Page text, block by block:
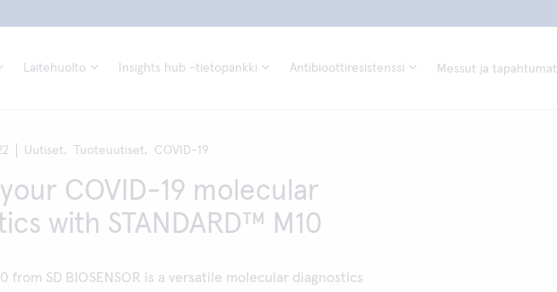
Laitehuolto Insights hub -tietopankki Antibioottiresistenssi Messut ja tapahtumat
Uutiset, Tuoteuutiset, COVID-19
COVID-19 molecular
with STANDARD™ M10
from SD BIOSENSOR is a versatile molecular diagnostics